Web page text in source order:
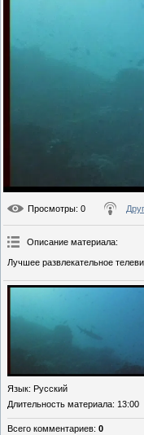
Просмотры: 0
Описание материала:
Лучшее развлекательное
Язык: Русский
Длительность материала: 13:00
Всего комментариев: 0